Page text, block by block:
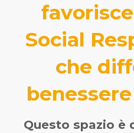
Social
che
Questo spazio è